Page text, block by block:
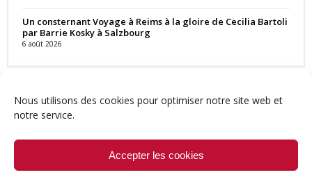
Nous utilisons des cookies pour optimiser notre site web et
notre service.
Accepter les cookies
Un consternant Voyage à Reims à la gloire de Cecilia Bartoli
par Barrie Kosky à Salzbourg
6 août 2026